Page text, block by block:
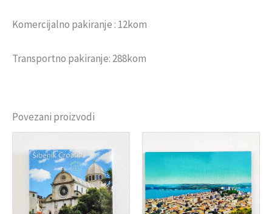
Komercijalno pakiranje : 12kom
Transportno pakiranje: 288kom
Povezani proizvodi